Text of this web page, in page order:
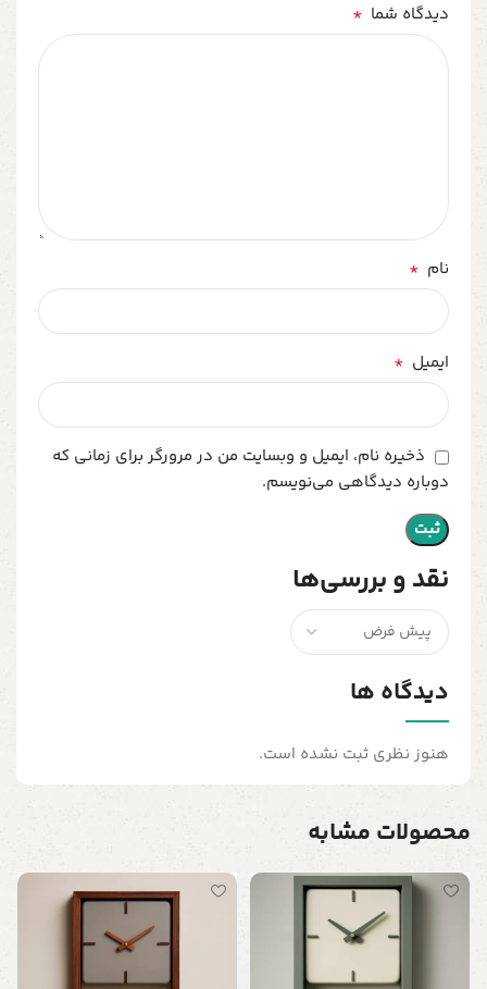
نقد و بررسی‌ها
دیدگاه ها
هنوز نظری ثبت نشده است.
دیدگاه شما *
نام *
ایمیل *
ذخیره نام، ایمیل و وبسایت من در مرورگر برای زمانی که
دوباره دیدگاهی می‌نویسم.
محصولات مشابه